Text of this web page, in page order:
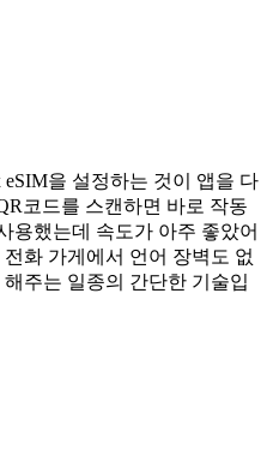
을 설정하는 것이 앱을 다
코드를 스캔하면 바로 작동
용했는데 속도가 아주 좋았어
화 가게에서 언어 장벽도 없
주는 일종의 간단한 기술입